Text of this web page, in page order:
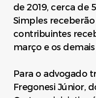
de 2019, cerca de
Simples
contribuintes
março e os
Para o advogado
Fregonesi Júnior,